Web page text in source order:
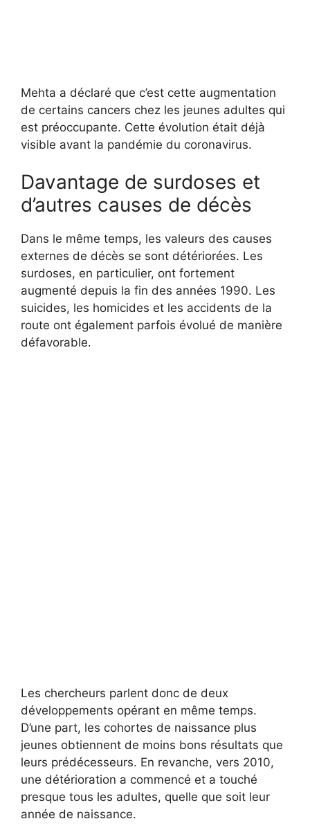
Mehta a déclaré que c’est cette augmentation
de certains cancers chez les jeunes adultes qui
est préoccupante. Cette évolution était déjà
visible avant la pandémie du coronavirus.
Davantage de surdoses et
d’autres causes de décès
Dans le même temps, les valeurs des causes
externes de décès se sont détériorées. Les
surdoses, en particulier, ont fortement
augmenté depuis la fin des années 1990. Les
suicides, les homicides et les accidents de la
route ont également parfois évolué de manière
défavorable.
Les chercheurs parlent donc de deux
développements opérant en même temps.
D’une part, les cohortes de naissance plus
jeunes obtiennent de moins bons résultats que
leurs prédécesseurs. En revanche, vers 2010,
une détérioration a commencé et a touché
presque tous les adultes, quelle que soit leur
année de naissance.